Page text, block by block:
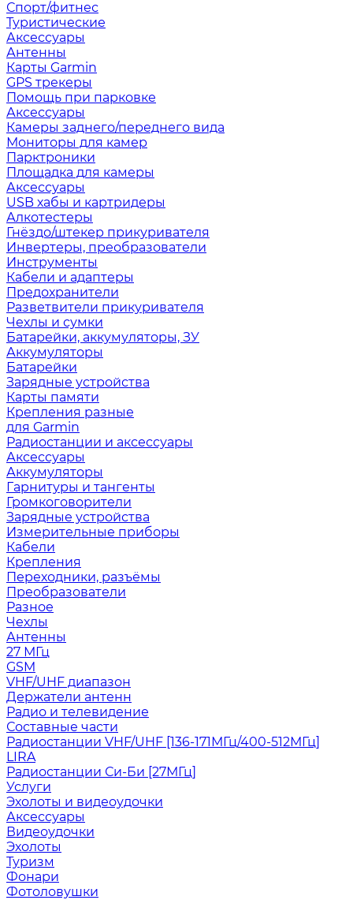
Спорт/фитнес
Туристические
Аксессуары
Антенны
Карты Garmin
GPS трекеры
Помощь при парковке
Аксессуары
Камеры заднего/переднего вида
Мониторы для камер
Парктроники
Площадка для камеры
Аксессуары
USB хабы и картридеры
Алкотестеры
Гнёздо/штекер прикуривателя
Инвертеры, преобразователи
Инструменты
Кабели и адаптеры
Предохранители
Разветвители прикуривателя
Чехлы и сумки
Батарейки, аккумуляторы, ЗУ
Аккумуляторы
Батарейки
Зарядные устройства
Карты памяти
Крепления разные
для Garmin
Радиостанции и аксессуары
Аксессуары
Аккумуляторы
Гарнитуры и тангенты
Громкоговорители
Зарядные устройства
Измерительные приборы
Кабели
Крепления
Переходники, разъёмы
Преобразователи
Разное
Чехлы
Антенны
27 МГц
GSM
VHF/UHF диапазон
Держатели антенн
Радио и телевидение
Составные части
Радиостанции VHF/UHF [136-171МГц/400-512МГц]
LIRA
Радиостанции Си-Би [27МГц]
Услуги
Эхолоты и видеоудочки
Аксессуары
Видеоудочки
Эхолоты
Туризм
Фонари
Фотоловушки